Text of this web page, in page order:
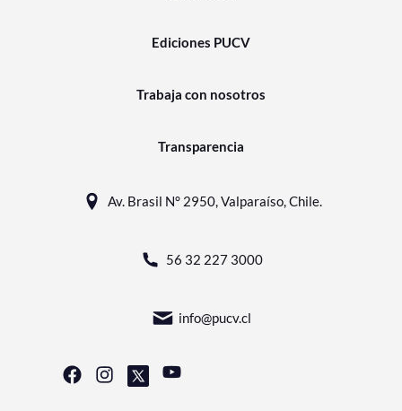
Ediciones PUCV
Trabaja con nosotros
Transparencia
Av. Brasil N° 2950, Valparaíso, Chile.
56 32 227 3000
info@pucv.cl